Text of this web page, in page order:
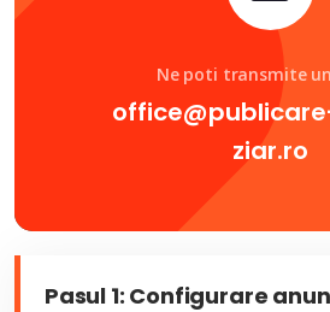
Ne poti transmite
ziar.ro
Pasul 1: Configurare